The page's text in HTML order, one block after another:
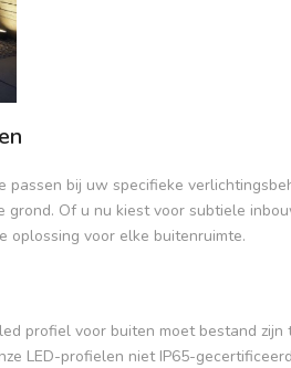
bij uw specifieke
Of u nu kiest voor subtiele
oplossing voor elke buitenruimte.
profiel voor buiten moet bestand
LED-profielen niet IP65-